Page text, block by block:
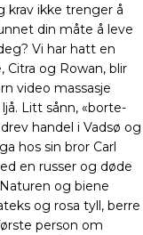
krav ikke trenger å
din måte å leve
Vi har hatt en
og Rowan, blir
video massasje
Litt sånn, «borte-
handel i Vadsø og
hos sin bror Carl
en russer og døde
og biene
og rosa tyll, berre
person om